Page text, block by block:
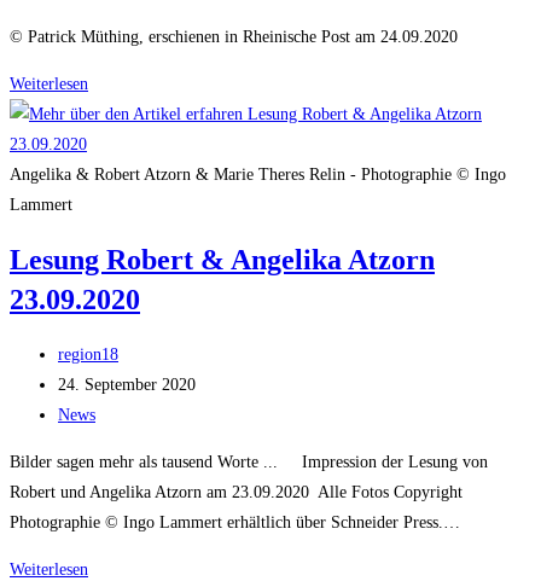
© Patrick Müthing, erschienen in Rheinische Post am 24.09.2020
Weiterlesen
Post
Robert
Lesetour
Angelika & Robert Atzorn & Marie Theres Relin - Photographie © Ingo
Lammert
Lesung Robert & Angelika Atzorn
23.09.2020
Beitrags-
Autor:
region18
Beitrag
veröffentlicht:
24. September 2020
Beitrags-
News
Bilder sagen mehr als tausend Worte ... Impression der Lesung von
Robert und Angelika Atzorn am 23.09.2020 Alle Fotos Copyright
Photographie © Ingo Lammert erhältlich über Schneider Press.…
Weiterlesen